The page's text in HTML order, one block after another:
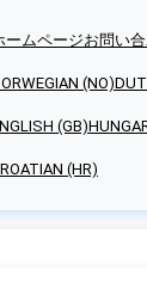
ームページお問い
(NO)
(GB)
(HR)